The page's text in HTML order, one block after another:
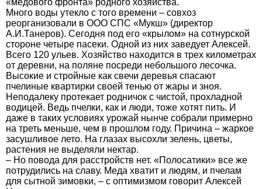
«медового фронта» родного хозяйства.
Много воды утекло с того времени – совхоз
реорганизовали в ООО СПС «Мукш» (директор
А.И.Танеров). Сегодня под его «крылом» на сотнурской
стороне четыре пасеки. Одной из них заведует Алексей.
Всего 120 ульев. Хозяйство находится в трех километрах
от деревни, на поляне посреди небольшого лесочка.
Высокие и стройные как свечи деревья спасают
пчелиные квартирки своей тенью от жары и зноя.
Неподалеку протекает родничок с чистой, прохладной
водицей. Ведь пчелки, как и люди, тоже хотят пить. И
даже в таких условиях урожай нынче собрали примерно
на треть меньше, чем в прошлом году. Причина – жаркое
засушливое лето. На глазах высохли зелень, цветы,
растения не выделяли нектар.
– Но повода для расстройств нет. «Полосатики» все же
потрудились на славу. Меда хватит и людям, и пчелам
для сытной зимовки, – с оптимизмом говорит Алексей